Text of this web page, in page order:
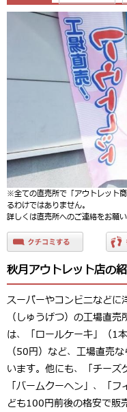
※全ての直売所で「アウトレット
るわけではありません。
詳しくは直売所へのご連絡をお願い
秋月アウトレット店の
スーパーやコンビニなどに
（しゅうげつ）の工場直
は、「ロールケーキ」（1
（50円）など、工場直売
います。他にも、「チーズ
「バームクーヘン」、「
ども100円前後の格安で販